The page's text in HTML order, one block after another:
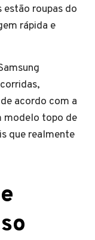
estão roupas do
rápida e
acordo com a
modelo topo de
que realmente